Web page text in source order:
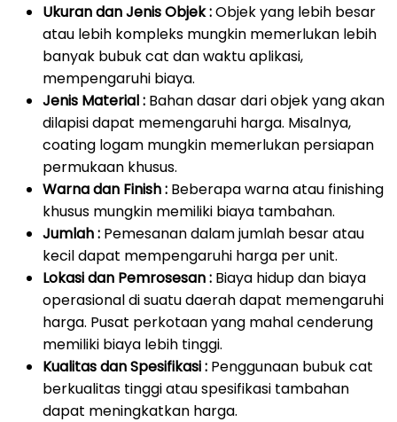
Ukuran dan Jenis Objek :Objek yang lebih besar
atau lebih kompleks mungkin memerlukan lebih
banyak bubuk cat dan waktu aplikasi,
mempengaruhi biaya.
Jenis Material : Bahan dasar dari objek yang akan
dilapisi dapat memengaruhi harga. Misalnya,
coating logam mungkin memerlukan persiapan
permukaan khusus.
Warna dan Finish : Beberapa warna atau finishing
khusus mungkin memiliki biaya tambahan.
Jumlah : Pemesanan dalam jumlah besar atau
kecil dapat mempengaruhi harga per unit.
Lokasi dan Pemrosesan : Biaya hidup dan biaya
operasional di suatu daerah dapat memengaruhi
harga. Pusat perkotaan yang mahal cenderung
memiliki biaya lebih tinggi.
Kualitas dan Spesifikasi : Penggunaan bubuk cat
berkualitas tinggi atau spesifikasi tambahan
dapat meningkatkan harga.